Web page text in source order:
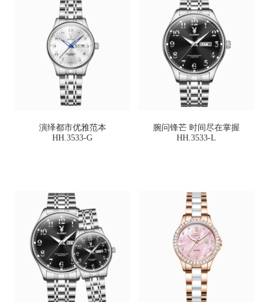
演绎都市优雅范本
HH.3533-G
腕问锋芒 时间尽在掌握
HH.3533-L